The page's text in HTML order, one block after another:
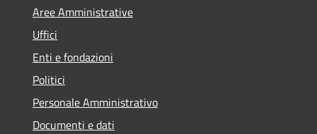
Aree Amministrative
Uffici
Enti e fondazioni
Politici
Personale Amministrativo
Documenti e dati